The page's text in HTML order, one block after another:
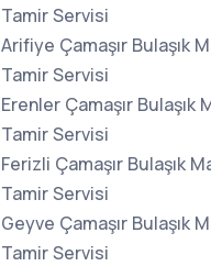
Tamir Servisi
Arifiye Çamaşır Bulaşık
Tamir Servisi
Erenler Çamaşır Bulaşık
Tamir Servisi
Ferizli Çamaşır Bulaşık
Tamir Servisi
Geyve Çamaşır Bulaşık
Tamir Servisi